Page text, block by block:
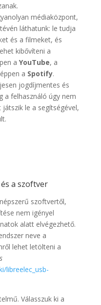
médiaközpont,
láthatunk: le tudja
és a filmeket, és
kibővíteni a
a YouTube, a
a Spotify.
jogdíjmentes és
a felhasználó úgy nem
le a segítségével,
a szoftver
szoftvertől,
nem igényel
alatt elvégezhető.
neve a
lehet letölteni a
libreelec_usb-
Válasszuk ki a